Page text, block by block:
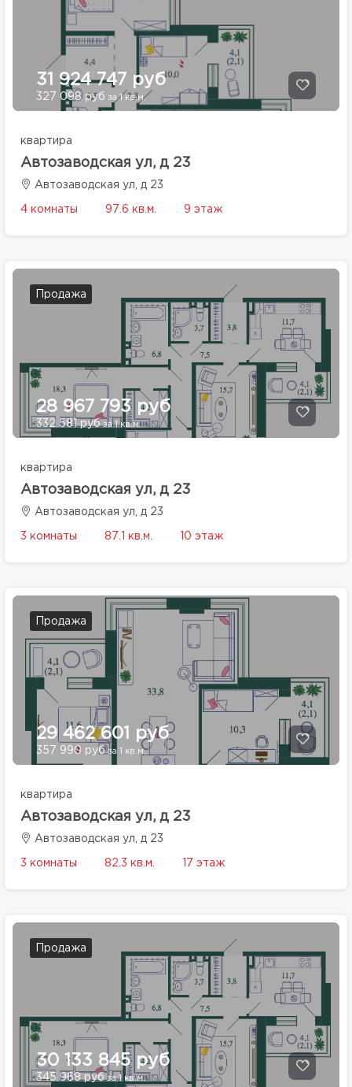
31 924 747 руб
327 098 руб за 1 кв.м.
квартира
Автозаводская ул, д 23
Автозаводская ул, д 23
4 комнаты 97.6 кв.м. 9 этаж
Продажа
28 967 793 руб
332 581 рубза 1 кв.м.
квартира
Автозаводская ул, д 23
Автозаводская ул, д 23
3 комнаты 87.1 кв.м. 10 этаж
Продажа
29 462 601 руб
357 990 рубза 1 кв.м.
квартира
Автозаводская ул, д 23
Автозаводская ул, д 23
3 комнаты 82.3 кв.м. 17 этаж
Продажа
30 133 845 руб
345 968 рубза 1 кв.м.